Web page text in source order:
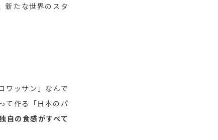
新たな世界のスタ
ワッサン」なんで
て作る「日本のパ
自の食感がすべて